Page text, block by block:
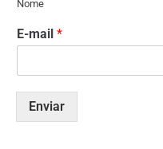
Nome
E-mail *
Enviar